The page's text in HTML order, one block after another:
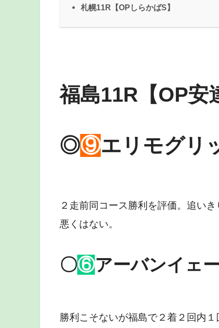
札幌11R【OPしらかばS】
福島11R【OP安
◎⑨エリモグリ
２走前同コース勝利を評価。追い
悪くはない。
〇⑥アーバンイェ
勝利こそないが福島で２着２回内